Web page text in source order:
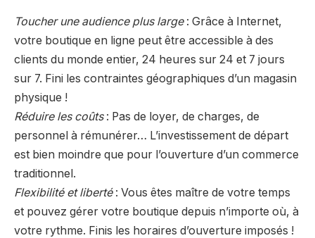
Toucher une audience plus large: Grâce à Internet,
votre boutique en ligne peut être accessible à des
clients du monde entier, 24 heures sur 24 et 7 jours
sur 7. Fini les contraintes géographiques d’un magasin
physique !
Réduire les coûts: Pas de loyer, de charges, de
personnel à rémunérer… L’investissement de départ
est bien moindre que pour l’ouverture d’un commerce
traditionnel.
Flexibilité et liberté: Vous êtes maître de votre temps
et pouvez gérer votre boutique depuis n’importe où, à
votre rythme. Finis les horaires d’ouverture imposés !